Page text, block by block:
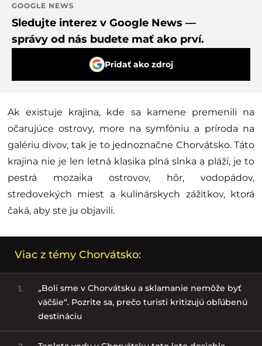
GOOGLE NEWS
Sledujte interez v Google News —
správy od nás budete mať ako prví.
Pridať ako zdroj
Ak existuje krajina, kde sa kamene premenili na
očarujúce ostrovy, more na symfóniu a príroda na
galériu divov, tak je to jednoznačne Chorvátsko. Táto
krajina nie je len letná klasika plná slnka a pláží, je to
pestrá mozaika ostrovov, hôr, vodopádov,
stredovekých miest a kulinárskych zážitkov, ktorá
čaká, aby ste ju objavili.
Viac z témy Chorvátsko:
1.
„Boli sme v Chorvátsku a sklamanie nemôže byť
väčšie“. Pozrite sa, prečo turisti kritizujú obľúbenú
destináciu